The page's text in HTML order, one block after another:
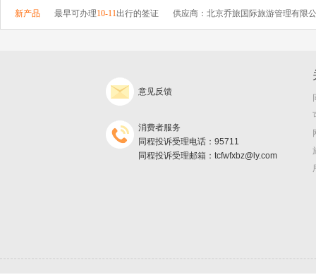
新产品 最早可办理10-11出行的签证 供应商：北京乔旅国际旅游管理有限
意见反馈
消费者服务
同程投诉受理电话：95711
同程投诉受理邮箱：tcfwfxbz@ly.com